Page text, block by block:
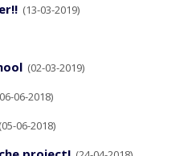
(13-03-2019)
(02-03-2019)
06-2018)
(05-06-2018)